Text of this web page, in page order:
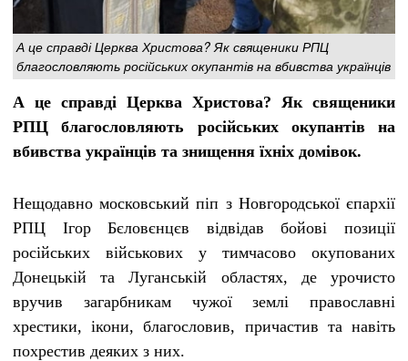
А це справді Церква Христова? Як священики РПЦ
благословляють російських окупантів на вбивства українців
А це справді Церква Христова? Як священики
РПЦ благословляють російських окупантів на
вбивства українців та знищення їхніх домівок.
Нещодавно московський піп з Новгородської єпархії
РПЦ Ігор Бєловєнцєв відвідав бойові позиції
російських військових у тимчасово окупованих
Донецькій та Луганській областях, де урочисто
вручив загарбникам чужої землі православні
хрестики, ікони, благословив, причастив та навіть
похрестив деяких з них.